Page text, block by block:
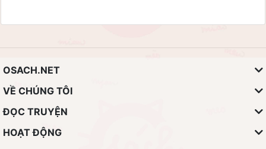
OSACH.NET
VỀ CHÚNG TÔI
ĐỌC TRUYỆN
HOẠT ĐỘNG